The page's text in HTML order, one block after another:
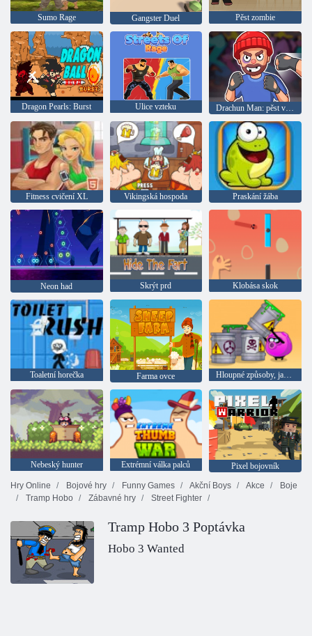
Sumo Rage Gangster Duel Pěst zombie
Dragon Pearls: Burst Ulice vzteku
Fitness cvičení XL Vikingská hospoda Praskání žába
Neon had Skrýt prd Klobása skok
Toaletní horečka Farma ovce Hloupné způsoby, jak zemřít 2
Nebeský hunter Extrémní válka palců
Pixel bojovník
Hry Online
Bojové hry Funny Games Akční Boys Akce
Boje
Tramp Hobo
Zábavné hry Street Fighter
Tramp Hobo 3 Poptávka
Hobo 3 Wanted